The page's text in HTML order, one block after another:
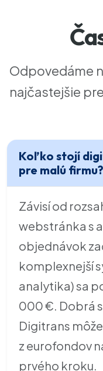
Odpovedáme
najčastejšie
Koľko stojí
pre malú firmu?
Závisí od
webstránka s
objednávok
komplexnejší
analytika) sa
000 €. Dobrá
Digitrans
z eurofondov
prvého kroku.